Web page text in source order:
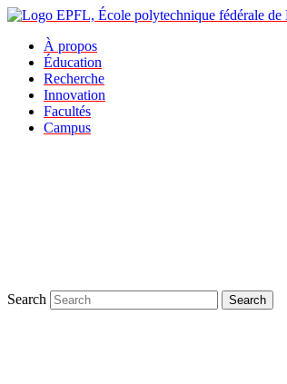
À propos
Éducation
Recherche
Innovation
Facultés
Campus
Search Search